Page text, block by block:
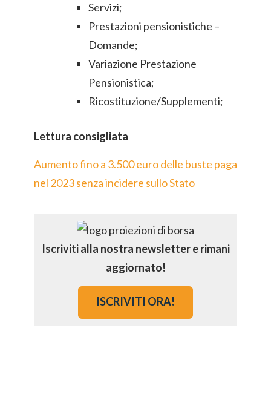
Servizi;
Prestazioni pensionistiche –
Domande;
Variazione Prestazione
Pensionistica;
Ricostituzione/Supplementi;
Lettura consigliata
Aumento fino a 3.500 euro delle buste paga
nel 2023 senza incidere sullo Stato
Iscriviti alla nostra newsletter e rimani
aggiornato!
ISCRIVITI ORA!